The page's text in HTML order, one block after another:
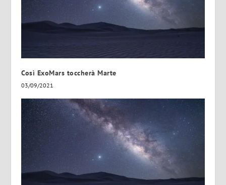
Così ExoMars toccherà Marte
03/09/2021